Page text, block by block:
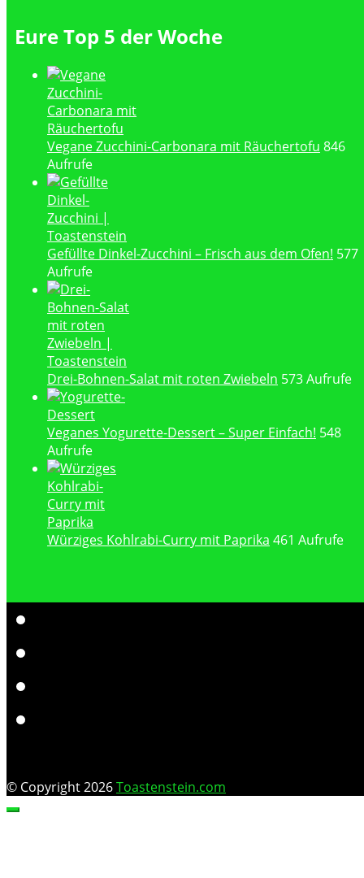
Eure Top 5 der Woche
Vegane Zucchini-Carbonara mit Räuchertofu 846
Aufrufe
Gefüllte Dinkel-Zucchini – Frisch aus dem Ofen! 577
Aufrufe
Drei-Bohnen-Salat mit roten Zwiebeln 573 Aufrufe
Veganes Yogurette-Dessert – Super Einfach! 548
Aufrufe
Würziges Kohlrabi-Curry mit Paprika 461 Aufrufe
© Copyright 2026Toastenstein.com